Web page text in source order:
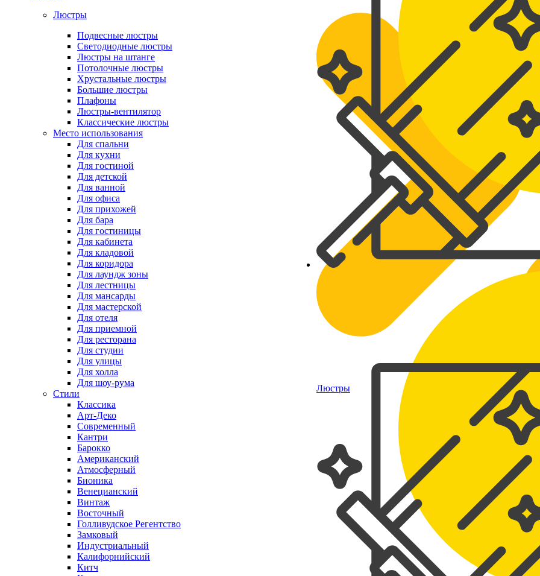
Люстры
Люстры
Подвесные люстры
Светодиодные люстры
Люстры на штанге
Потолочные люстры
Хрустальные люстры
Большие люстры
Плафоны
Люстры-вентилятор
Классические люстры
Место использования
Для спальни
Для кухни
Для гостиной
Для детской
Для ванной
Для офиса
Для прихожей
Для бара
Для гостиницы
Для кабинета
Для кладовой
Для коридора
Для лаундж зоны
Для лестницы
Для мансарды
Для мастерской
Для отеля
Для приемной
Для ресторана
Для студии
Для улицы
Для холла
Для шоу-рума
Стили
Классика
Арт-Деко
Современный
Кантри
Барокко
Американский
Атмосферный
Бионика
Венецианский
Винтаж
Восточный
Голливудское Регентство
Замковый
Индустриальный
Калифорнийский
Китч